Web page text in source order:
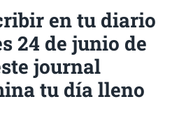
en tu diario
24 de junio de
journal
tu día lleno